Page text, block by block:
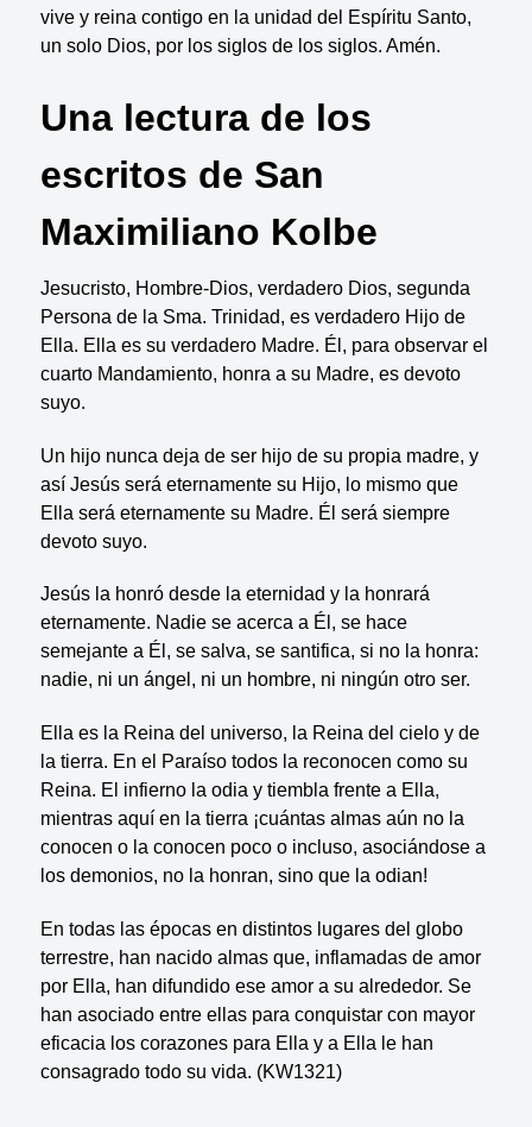
vive y reina contigo en la unidad del Espíritu Santo,
un solo Dios, por los siglos de los siglos. Amén.
Una lectura de los
escritos de San
Maximiliano Kolbe
Jesucristo, Hombre-Dios, verdadero Dios, segunda
Persona de la Sma. Trinidad, es verdadero Hijo de
Ella. Ella es su verdadero Madre. Él, para observar el
cuarto Mandamiento, honra a su Madre, es devoto
suyo.
Un hijo nunca deja de ser hijo de su propia madre, y
así Jesús será eternamente su Hijo, lo mismo que
Ella será eternamente su Madre. Él será siempre
devoto suyo.
Jesús la honró desde la eternidad y la honrará
eternamente. Nadie se acerca a Él, se hace
semejante a Él, se salva, se santifica, si no la honra:
nadie, ni un ángel, ni un hombre, ni ningún otro ser.
Ella es la Reina del universo, la Reina del cielo y de
la tierra. En el Paraíso todos la reconocen como su
Reina. El infierno la odia y tiembla frente a Ella,
mientras aquí en la tierra ¡cuántas almas aún no la
conocen o la conocen poco o incluso, asociándose a
los demonios, no la honran, sino que la odian!
En todas las épocas en distintos lugares del globo
terrestre, han nacido almas que, inflamadas de amor
por Ella, han difundido ese amor a su alrededor. Se
han asociado entre ellas para conquistar con mayor
eficacia los corazones para Ella y a Ella le han
consagrado todo su vida. (KW1321)